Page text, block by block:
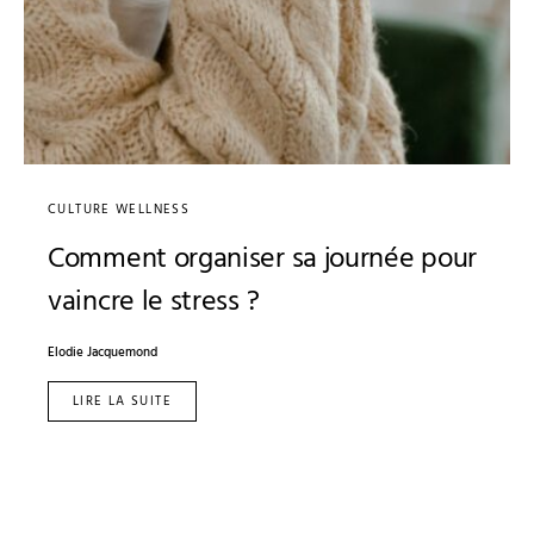
CULTURE WELLNESS
Comment organiser sa journée pour
vaincre le stress ?
Elodie Jacquemond
LIRE LA SUITE